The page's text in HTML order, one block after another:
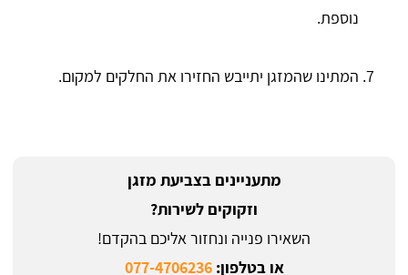
נוספת.
המתינו שהמזגן יתייבש החזירו את החלקים למקום.
מתעניינים בצביעת מזגן
וזקוקים לשירות?
השאירו פנייה ונחזור אליכם בהקדם!
או בטלפון:077-4706236